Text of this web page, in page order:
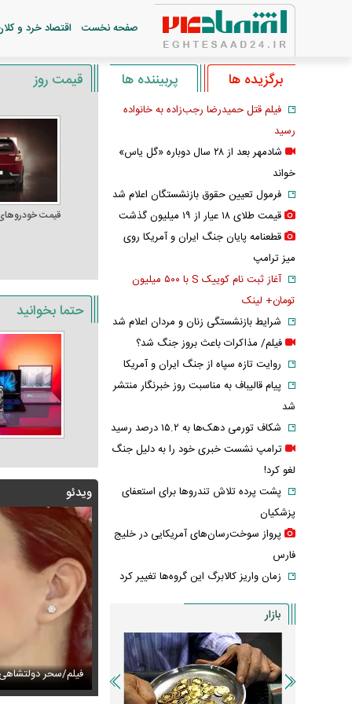
صفحه نخست اقتصاد خرد و
قیمت روز
قیمت
حتما بخوانید
ویدئو
۲۸ سال «گل یاس» را دوباره خواند + ویدئو فیلم/سحرعکس زیرخاکی
برگزیده ها پربیننده ها
فیلم قتل حمیدرضا رجب‌زاده به خانواده
رسید
شادمهر بعد از ۲۸ سال دوباره «گل یاس»
خواند
فرمول تعیین حقوق بازنشستگان اعلام شد
قیمت طلای ۱۸ عیار از ۱۹ میلیون گذشت
قطعنامه پایان جنگ ایران و آمریکا روی
میز ترامپ
آغاز ثبت نام کوییک S با ۵۰۰ میلیون
تومان+ لینک
شرایط بازنشستگی زنان و مردان اعلام شد
فیلم/ مذاکرات باعث بروز جنگ شد؟
روایت تازه سپاه از جنگ ایران و آمریکا
پیام قالیباف به مناسبت روز خبرنگار منتشر
شد
شکاف تورمی دهک‌ها به ۱۵.۲ درصد رسید
ترامپ نشست خبری خود را به دلیل جنگ
لغو کرد!
پشت پرده تلاش تندروها برای استعفای
پزشکیان
پرواز سوخت‌رسان‌های آمریکایی در خلیج
فارس
زمان واریز کالابرگ این گروه‌ها تغییر کرد
بازار